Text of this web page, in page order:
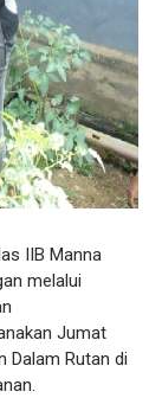
IIB Manna
melalui
Jumat
Dalam Rutan di